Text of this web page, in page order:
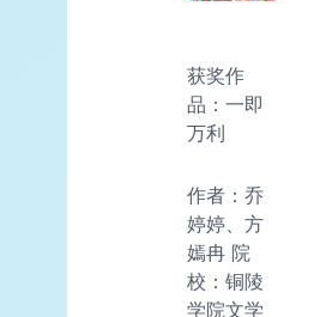
获奖作
品：一即
万利
作者：乔
婷婷、方
嫣冉 院
校：铜陵
学院文学